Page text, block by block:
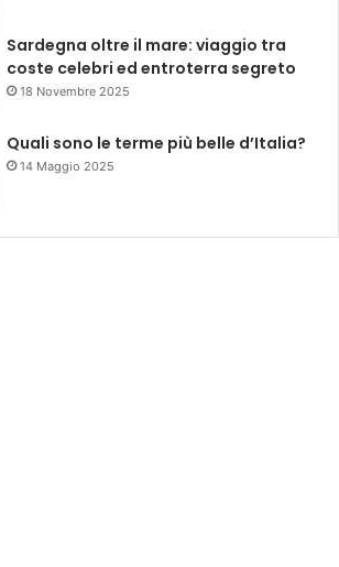
Sardegna oltre il mare: viaggio tra
coste celebri ed entroterra segreto
18 Novembre 2025
Quali sono le terme più belle d’Italia?
14 Maggio 2025